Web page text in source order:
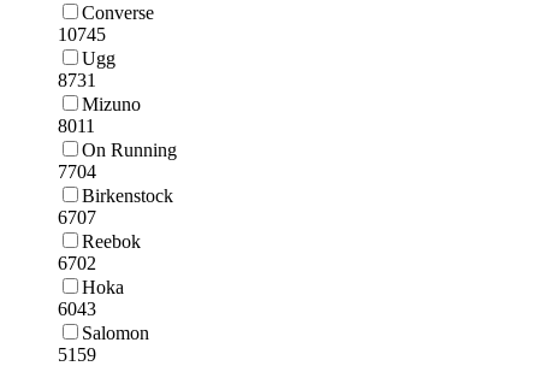
Converse
10745
Ugg
8731
Mizuno
8011
On Running
7704
Birkenstock
6707
Reebok
6702
Hoka
6043
Salomon
5159